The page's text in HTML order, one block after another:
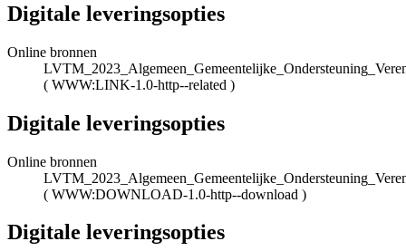
Digitale leveringsopties
Online bronnen
( WWW:LINK-1.0-http--related )
Digitale leveringsopties
Online bronnen
( WWW:DOWNLOAD-1.0-http--download )
Digitale leveringsopties